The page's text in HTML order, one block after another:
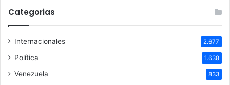
Categorias
Internacionales 2.677
Política 1.638
Venezuela 833